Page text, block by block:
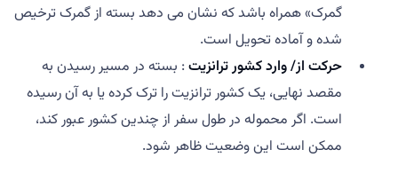
گمرک» همراه باشد که نشان می دهد بسته از گمرک ترخیص
شده و آماده تحویل است.
حرکت از/ وارد کشور ترانزیت: بسته در مسیر رسیدن به
مقصد نهایی، یک کشور ترانزیت را ترک کرده یا به آن رسیده
است. اگر محموله در طول سفر از چندین کشور عبور کند،
ممکن است این وضعیت ظاهر شود.